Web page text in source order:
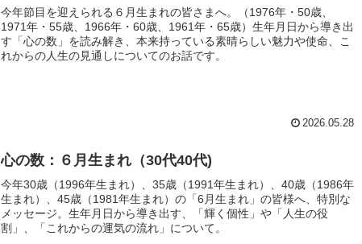
今年節目を迎えられる６月生まれの皆さまへ。（1976年・50歳、
1971年・55歳、1966年・60歳、1961年・65歳）生年月日から導き出
す「心の数」を読み解き、本来持っている素晴らしい魅力や使命、こ
れからの人生の見通しについてのお話です。
2026.05.28
心の数：６月生まれ（30代40代)
今年30歳（1996年生まれ）、35歳（1991年生まれ）、40歳（1986年
生まれ）、45歳（1981年生まれ）の「6月生まれ」の皆様へ、特別な
メッセージ。生年月日から導き出す、「輝く個性」や「人生の役
割」、「これからの運気の流れ」について。